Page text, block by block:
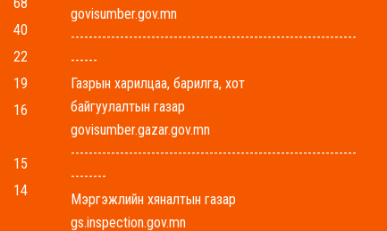
68
40
22
19
16
15
14
govisumber.gov.mn
----------------------------------------------------------------
------
Газрын харилцаа, барилга, хот
байгуулалтын газар
govisumber.gazar.gov.mn
----------------------------------------------------------------
--------
Мэргэжлийн хяналтын газар
gs.inspection.gov.mn